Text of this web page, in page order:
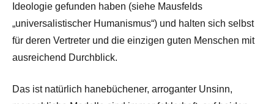
Ideologie gefunden haben (siehe Mausfelds
„universalistischer Humanismus“) und halten sich selbst
für deren Vertreter und die einzigen guten Menschen mit
ausreichend Durchblick.
Das ist natürlich hanebüchener, arroganter Unsinn,